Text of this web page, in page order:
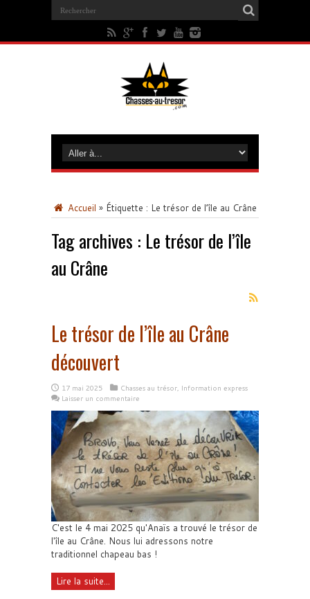
Accueil » Étiquette : Le trésor de l’île au Crâne
Tag archives : Le trésor de l’île
au Crâne
Le trésor de l’île au Crâne
découvert
17 mai 2025 Chasses au trésor, Information express
Laisser un commentaire
C'est le 4 mai 2025 qu'Anaïs a trouvé le trésor de
l'île au Crâne. Nous lui adressons notre
traditionnel chapeau bas !
Lire la suite...